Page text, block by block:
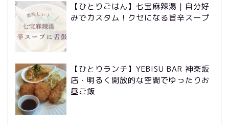
【ひとりごはん】七宝麻辣湯｜自分好
みでカスタム！クセになる旨辛スープ
【ひとりランチ】YEBISU BAR 神楽坂
店・明るく開放的な空間でゆったりお
昼ご飯